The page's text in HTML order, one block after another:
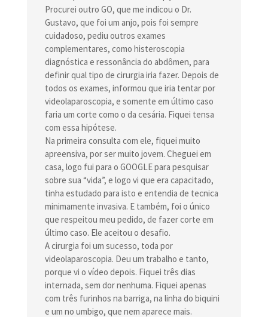
Procurei outro GO, que me indicou o Dr.
Gustavo, que foi um anjo, pois foi sempre
cuidadoso, pediu outros exames
complementares, como histeroscopia
diagnóstica e ressonância do abdômen, para
definir qual tipo de cirurgia iria fazer. Depois de
todos os exames, informou que iria tentar por
videolaparoscopia, e somente em último caso
faria um corte como o da cesária. Fiquei tensa
com essa hipótese.
Na primeira consulta com ele, fiquei muito
apreensiva, por ser muito jovem. Cheguei em
casa, logo fui para o GOOGLE para pesquisar
sobre sua “vida”, e logo vi que era capacitado,
tinha estudado para isto e entendia de tecnica
minimamente invasiva. E também, foi o único
que respeitou meu pedido, de fazer corte em
último caso. Ele aceitou o desafio.
A cirurgia foi um sucesso, toda por
videolaparoscopia. Deu um trabalho e tanto,
porque vi o vídeo depois. Fiquei três dias
internada, sem dor nenhuma. Fiquei apenas
com três furinhos na barriga, na linha do biquini
e um no umbigo, que nem aparece mais.